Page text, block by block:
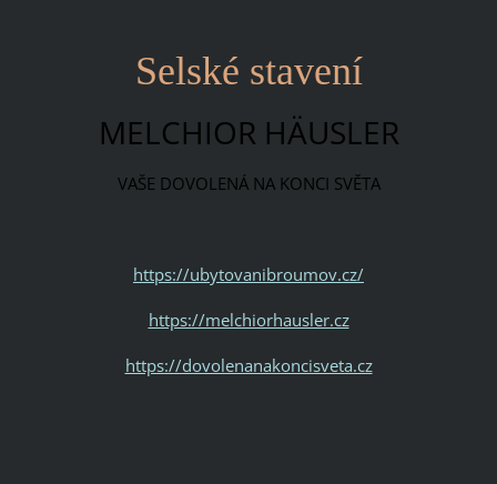
Selské stavení
MELCHIOR HÄUSLER
VAŠE DOVOLENÁ NA KONCI SVĚTA
https://ubytovanibroumov.cz/
https://melchiorhausler.cz
https://dovolenanakoncisveta.cz